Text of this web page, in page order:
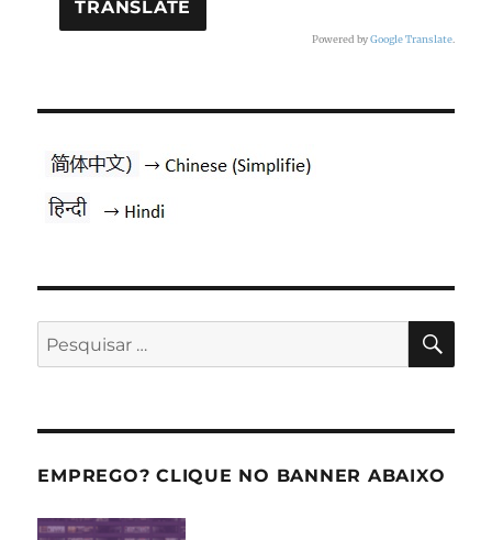
Powered byGoogle Translate.
Pesquisar
por:
EMPREGO? CLIQUE NO BANNER ABAIXO